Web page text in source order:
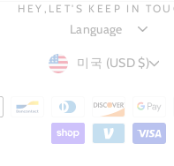
HEY,LET'S KEEP IN
미국 (USD $)